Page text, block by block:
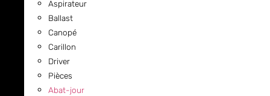
Aspirateur
Ballast
Canopé
Carillon
Driver
Pièces
Abat-jour